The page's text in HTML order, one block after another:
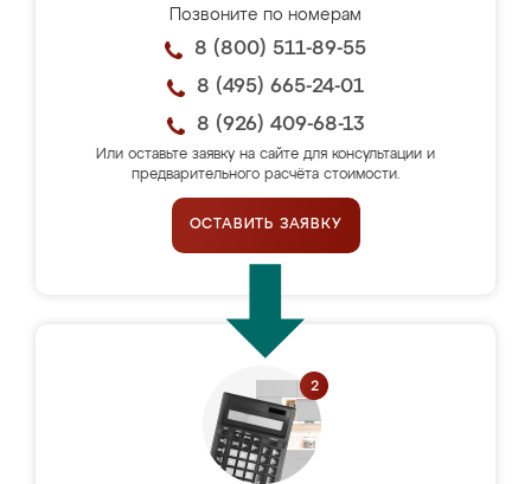
Позвоните по номерам
8 (800) 511-89-55
8 (495) 665-24-01
8 (926) 409-68-13
Или оставьте заявку на сайте для консультации и
предварительного расчёта стоимости.
ОСТАВИТЬ ЗАЯВКУ